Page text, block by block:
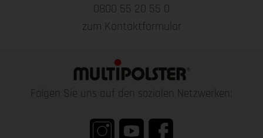
0800 55 20 55 0
zum Kontaktformular
Folgen Sie uns auf den sozialen Netzwerken: